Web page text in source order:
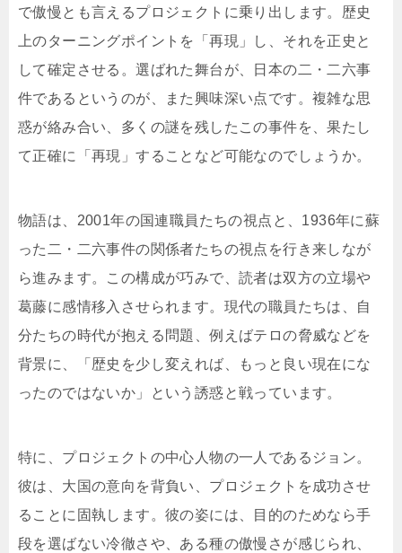
で傲慢とも言えるプロジェクトに乗り出します。歴史
上のターニングポイントを「再現」し、それを正史と
して確定させる。選ばれた舞台が、日本の二・二六事
件であるというのが、また興味深い点です。複雑な思
惑が絡み合い、多くの謎を残したこの事件を、果たし
て正確に「再現」することなど可能なのでしょうか。
物語は、2001年の国連職員たちの視点と、1936年に蘇
った二・二六事件の関係者たちの視点を行き来しなが
ら進みます。この構成が巧みで、読者は双方の立場や
葛藤に感情移入させられます。現代の職員たちは、自
分たちの時代が抱える問題、例えばテロの脅威などを
背景に、「歴史を少し変えれば、もっと良い現在にな
ったのではないか」という誘惑と戦っています。
特に、プロジェクトの中心人物の一人であるジョン。
彼は、大国の意向を背負い、プロジェクトを成功させ
ることに固執します。彼の姿には、目的のためなら手
段を選ばない冷徹さや、ある種の傲慢さが感じられ、